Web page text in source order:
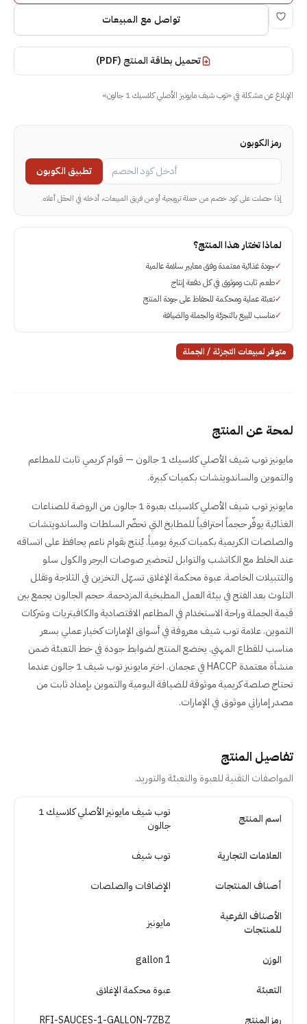
تواصل مع المبيعات
تحميل بطاقة المنتج (PDF)
الإبلاغ عن مشكلة في«توب شيف مايونيز الأصلي كلاسيك 1 جالون »
رمز الكوبون
تطبيق الكوبون
إذا حصلت على كود خصم من حملة ترويجية أو من فريق المبيعات، أدخله في الحقل أعلاه.
لماذا تختار هذا المنتج؟
✓جودة غذائية معتمدة وفق معايير سلامة عالمية
✓طعم ثابت وموثوق في كل دفعة إنتاج
✓تعبئة عملية ومحكمة للحفاظ على جودة المنتج
✓مناسب للبيع بالتجزئة والجملة والضيافة
متوفر لمبيعات التجزئة / الجملة
لمحة عن المنتج
مايونيز توب شيف الأصلي كلاسيك 1 جالون — قوام كريمي ثابت للمطاعم
والتموين والساندويتشات بكميات كبيرة.
مايونيز توب شيف الأصلي كلاسيك بعبوة 1 جالون من الروضة للصناعات
الغذائية يوفّر حجماً احترافياً للمطابخ التي تحضّر السلطات والساندويتشات
والصلصات الكريمية بكميات كبيرة يومياً. يُنتج بقوام ناعم يحافظ على اتساقه
عند الخلط مع الكاتشب والتوابل لتحضير صوصات البرجر والكول سلو
والتتبيلات الخاصة. عبوة محكمة الإغلاق تسهّل التخزين في الثلاجة وتقلل
التلوث بعد الفتح في بيئة العمل المطبخية المزدحمة. حجم الجالون يجمع بين
قيمة الجملة وراحة الاستخدام في المطاعم الاقتصادية والكافيتريات وشركات
التموين. علامة توب شيف معروفة في أسواق الإمارات كخيار عملي بسعر
مناسب للقطاع المهني. يخضع المنتج لضوابط جودة في خط التعبئة ضمن
منشأة معتمدة HACCP في عجمان. اختر مايونيز توب شيف 1 جالون عندما
تحتاج صلصة كريمية موثوقة للضيافة اليومية والتموين بإمداد ثابت من
مصدر إماراتي موثوق في الإمارات.
تفاصيل المنتج
المواصفات التقنية للعبوة والتعبئة والتوريد.
اسم المنتج
توب شيف مايونيز الأصلي كلاسيك 1
جالون
العلامات التجارية توب شيف
أصناف المنتجات الإضافات والصلصات
الأصناف الفرعية
للمنتجات
مايونيز
الوزن 1 gallon
التعبئة عبوة محكمة الإغلاق
رمز المنتج RFI-SAUCES-1-GALLON-7ZBZ